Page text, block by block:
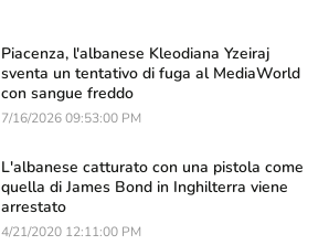
Piacenza, l'albanese Kleodiana Yzeiraj
sventa un tentativo di fuga al MediaWorld
con sangue freddo
7/16/2026 09:53:00 PM
L'albanese catturato con una pistola come
quella di James Bond in Inghilterra viene
arrestato
4/21/2020 12:11:00 PM